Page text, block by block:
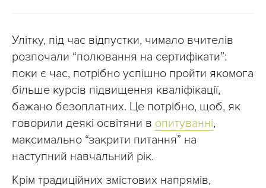
Улітку, під час відпустки, чимало вчителів
розпочали “полювання на сертифікати”:
поки є час, потрібно успішно пройти якомога
більше курсів підвищення кваліфікації,
бажано безоплатних. Це потрібно, щоб, як
говорили деякі освітяни в опитуванні,
максимально “закрити питання” на
наступний навчальний рік.
Крім традиційних змістових напрямів,